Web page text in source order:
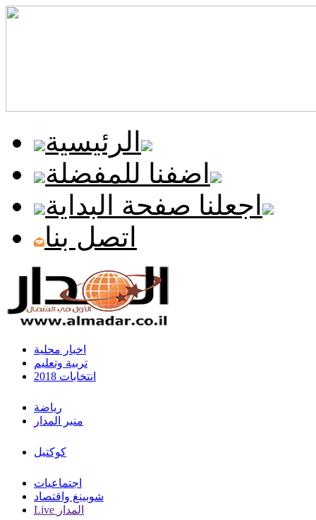
الرئيسية
اضفنا للمفضلة
اجعلنا صفحة البداية
اتصل بنا
اخبار محلية
تربية وتعليم
انتخابات 2018
رياضة
منبر المدار
كوكتيل
اجتماعيات
شوبينغ واقتصاد
Live المدار